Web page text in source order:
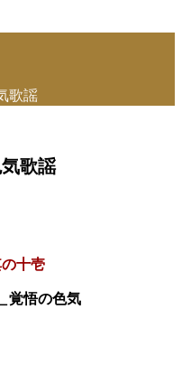
歌謡
歌謡
十壱
覚悟の色気